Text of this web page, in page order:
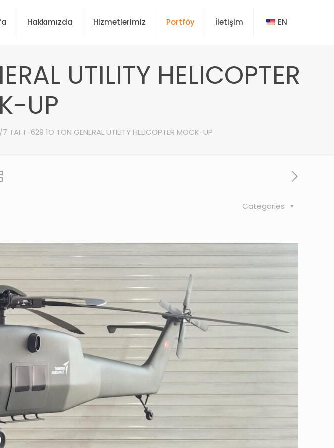
Hakkımızda Hizmetlerimiz Portföy İletişim EN
UTILITY HELICOPTER
UP
7 TAI T-629 1O TON GENERAL UTILITY HELICOPTER MOCK-UP
Categories